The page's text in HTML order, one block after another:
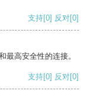
支持[0] 反对[0]
最高安全性的连接。
支持[0] 反对[0]